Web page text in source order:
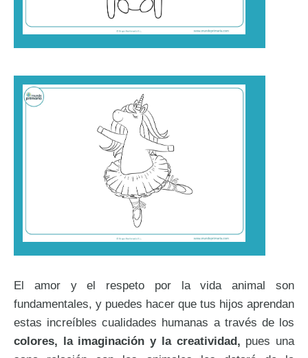
El amor y el respeto por la vida animal son
fundamentales, y puedes hacer que tus hijos aprendan
estas increíbles cualidades humanas a través de los
colores, la imaginación y la creatividad, pues una